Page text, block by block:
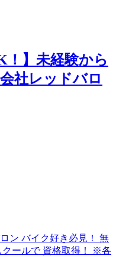
！】未経験から
社レッドバロ